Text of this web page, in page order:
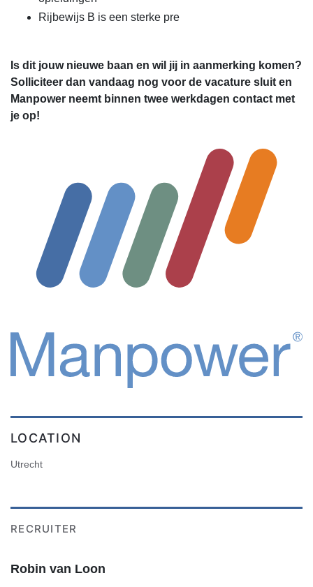
Rijbewijs B is een sterke pre
Is dit jouw nieuwe baan en wil jij in aanmerking komen?
Solliciteer dan vandaag nog voor de vacature sluit en
Manpower neemt binnen twee werkdagen contact met
je op!
LOCATION
Utrecht
RECRUITER
Robin van Loon